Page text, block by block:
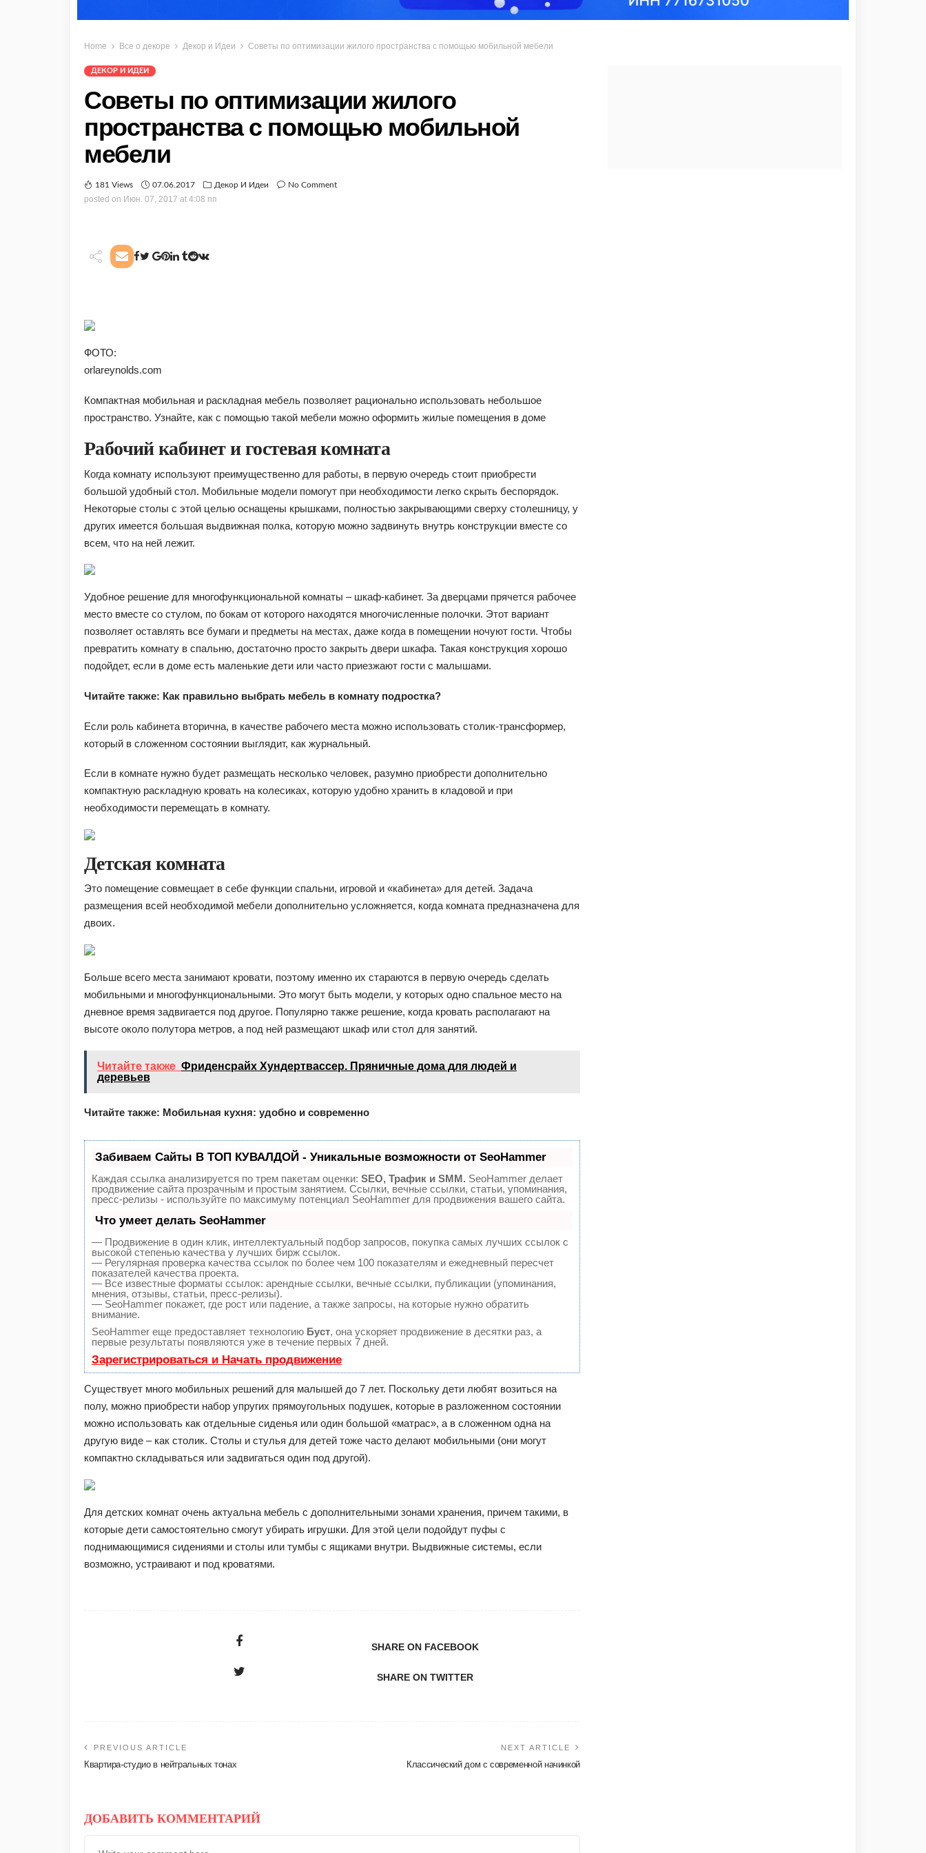
Home Все о декоре Декор и Идеи Советы по оптимизации жилого пространства с помощью мобильной мебели
ДЕКОР И ИДЕИ
Советы по оптимизации жилого
пространства с помощью мобильной
мебели
181 Views 07.06.2017 Декор И Идеи No Comment
posted on Июн. 07, 2017 at 4:08 пп
ФОТО:
orlareynolds.com
Компактная мобильная и раскладная мебель позволяет рационально использовать небольшое
пространство. Узнайте, как с помощью такой мебели можно оформить жилые помещения в доме
Рабочий кабинет и гостевая комната
Когда комнату используют преимущественно для работы, в первую очередь стоит приобрести
большой удобный стол. Мобильные модели помогут при необходимости легко скрыть беспорядок.
Некоторые столы с этой целью оснащены крышками, полностью закрывающими сверху столешницу, у
других имеется большая выдвижная полка, которую можно задвинуть внутрь конструкции вместе со
всем, что на ней лежит.
Удобное решение для многофункциональной комнаты – шкаф-кабинет. За дверцами прячется рабочее
место вместе со стулом, по бокам от которого находятся многочисленные полочки. Этот вариант
позволяет оставлять все бумаги и предметы на местах, даже когда в помещении ночуют гости. Чтобы
превратить комнату в спальню, достаточно просто закрыть двери шкафа. Такая конструкция хорошо
подойдет, если в доме есть маленькие дети или часто приезжают гости с малышами.
Читайте также: Как правильно выбрать мебель в комнату подростка?
Если роль кабинета вторична, в качестве рабочего места можно использовать столик-трансформер,
который в сложенном состоянии выглядит, как журнальный.
Если в комнате нужно будет размещать несколько человек, разумно приобрести дополнительно
компактную раскладную кровать на колесиках, которую удобно хранить в кладовой и при
необходимости перемещать в комнату.
Детская комната
Это помещение совмещает в себе функции спальни, игровой и «кабинета» для детей. Задача
размещения всей необходимой мебели дополнительно усложняется, когда комната предназначена для
двоих.
Больше всего места занимают кровати, поэтому именно их стараются в первую очередь сделать
мобильными и многофункциональными. Это могут быть модели, у которых одно спальное место на
дневное время задвигается под другое. Популярно также решение, когда кровать располагают на
высоте около полутора метров, а под ней размещают шкаф или стол для занятий.
Читайте также Фриденсрайх Хундертвассер. Пряничные дома для людей и
деревьев
Читайте также: Мобильная кухня: удобно и современно
Забиваем Сайты В ТОП КУВАЛДОЙ - Уникальные возможности от SeoHammer
Каждая ссылка анализируется по трем пакетам оценки: SEO, Трафик и SMM. SeoHammer делает
продвижение сайта прозрачным и простым занятием. Ссылки, вечные ссылки, статьи, упоминания,
пресс-релизы - используйте по максимуму потенциал SeoHammer для продвижения вашего сайта.
Что умеет делать SeoHammer
— Продвижение в один клик, интеллектуальный подбор запросов, покупка самых лучших ссылок с
высокой степенью качества у лучших бирж ссылок.
— Регулярная проверка качества ссылок по более чем 100 показателям и ежедневный пересчет
показателей качества проекта.
— Все известные форматы ссылок: арендные ссылки, вечные ссылки, публикации (упоминания,
мнения, отзывы, статьи, пресс-релизы).
— SeoHammer покажет, где рост или падение, а также запросы, на которые нужно обратить
внимание.
SeoHammer еще предоставляет технологию Буст, она ускоряет продвижение в десятки раз, а
первые результаты появляются уже в течение первых 7 дней.
Зарегистрироваться и Начать продвижение
Существует много мобильных решений для малышей до 7 лет. Поскольку дети любят возиться на
полу, можно приобрести набор упругих прямоугольных подушек, которые в разложенном состоянии
можно использовать как отдельные сиденья или один большой «матрас», а в сложенном одна на
другую виде – как столик. Столы и стулья для детей тоже часто делают мобильными (они могут
компактно складываться или задвигаться один под другой).
Для детских комнат очень актуальна мебель с дополнительными зонами хранения, причем такими, в
которые дети самостоятельно смогут убирать игрушки. Для этой цели подойдут пуфы с
поднимающимися сидениями и столы или тумбы с ящиками внутри. Выдвижные системы, если
возможно, устраивают и под кроватями.
SHARE ON FACEBOOK
SHARE ON TWITTER
PREVIOUS ARTICLE
Квартира-студио в нейтральных тонах
NEXT ARTICLE
Классический дом с современной начинкой
ДОБАВИТЬ КОММЕНТАРИЙ